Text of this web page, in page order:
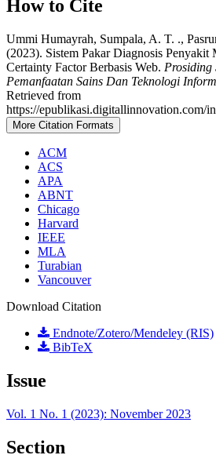
How to Cite
Ummi Humayrah, Sumpala, A. T. .,
(2023). Sistem Pakar Diagnosis Penyakit
Certainty Factor Berbasis Web. Prosiding
Pemanfaatan Sains Dan Teknologi
Retrieved from
https://epublikasi.digitallinnovation.com/
More Citation Formats
ACM
ACS
APA
ABNT
Chicago
Harvard
IEEE
MLA
Turabian
Vancouver
Download Citation
Endnote/Zotero/Mendeley (RIS)
BibTeX
Issue
Vol. 1 No. 1 (2023): November 2023
Section